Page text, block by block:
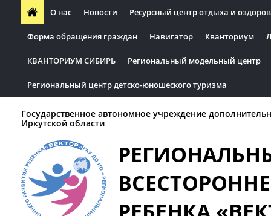
О нас Новости Ресурсный центр отдыха и
Форма обращения граждан Навигатор Кванториум
КВАНТОРИУМ СИБИРЬ Региональный модельный центр
Региональный центр детско-юношеского туризма
Государственное автономное учреждение
Иркутской области